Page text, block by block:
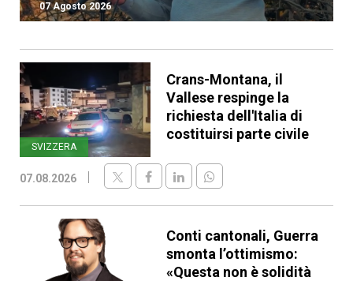
07 Agosto 2026
SVIZZERA
Crans-Montana, il
Vallese respinge la
richiesta dell'Italia di
costituirsi parte civile
07.08.2026
Conti cantonali, Guerra
smonta l’ottimismo:
«Questa non è solidità